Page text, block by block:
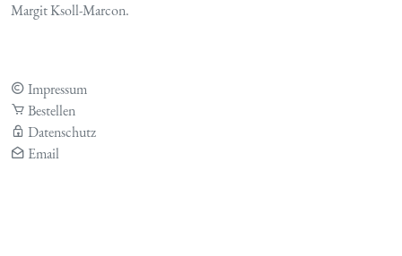
Margit Ksoll-Marcon.
Impressum
Bestellen
Datenschutz
Email